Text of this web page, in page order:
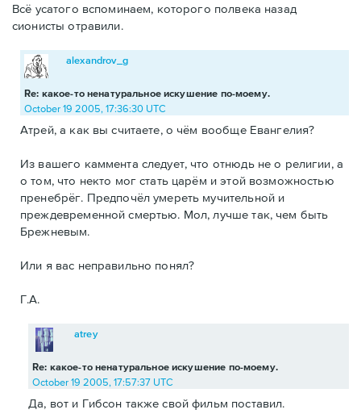
Всё усатого вспоминаем, которого полвека назад
сионисты отравили.
Re: какое-то ненатуральное искушение по-моему.
alexandrov_g
October 19 2005, 17:36:30 UTC
Атрей, а как вы считаете, о чём вообще Евангелия?
Из вашего каммента следует, что отнюдь не о религии, а
о том, что некто мог стать царём и этой возможностью
пренебрёг. Предпочёл умереть мучительной и
преждевременной смертью. Мол, лучше так, чем быть
Брежневым.
Или я вас неправильно понял?
Г.А.
Re: какое-то ненатуральное искушение по-моему.
atrey
October 19 2005, 17:57:37 UTC
Да, вот и Гибсон также свой фильм поставил.